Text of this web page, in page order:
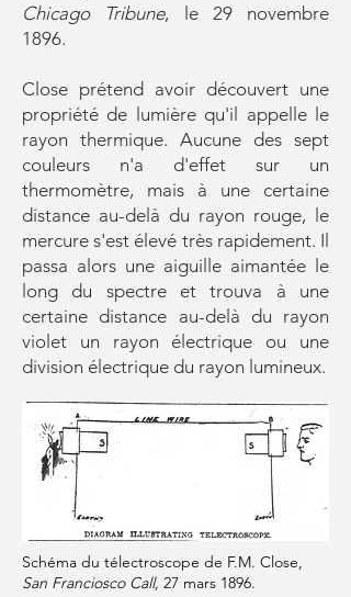
Chicago Tribune, le 29 novembre
1896.
Close prétend avoir découvert une
propriété de lumière qu'il appelle le
rayon thermique. Aucune des sept
couleurs n'a d'effet sur un
thermomètre, mais à une certaine
distance au-delà du rayon rouge, le
mercure s'est élevé très rapidement. Il
passa alors une aiguille aimantée le
long du spectre et trouva à une
certaine distance au-delà du rayon
violet un rayon électrique ou une
division électrique du rayon lumineux.
Schéma du télectroscope de F.M. Close,
San Franciosco Call, 27 mars 1896.